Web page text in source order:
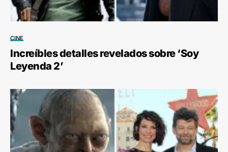
CINE
Increíbles detalles revelados sobre ‘Soy
Leyenda 2’